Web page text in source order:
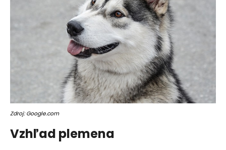
Zdroj: Google.com
Vzhľad plemena